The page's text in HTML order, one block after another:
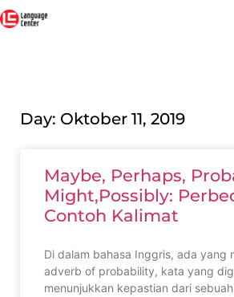
Day: Oktober 11, 2019
Maybe, Perhaps,
Might,Possibly:
Contoh Kalimat
Di dalam bahasa Inggris, ada yang
adverb of probability, kata yang
menunjukkan kepastian dari